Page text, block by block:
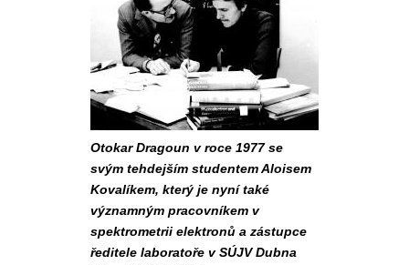
Otokar Dragoun v roce 1977 se
svým tehdejším studentem Aloisem
Kovalíkem, který je nyní také
významným pracovníkem v
spektrometrii elektronů a zástupce
ředitele laboratoře v SÚJV Dubna